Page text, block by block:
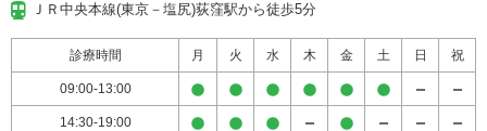
ＪＲ中央本線(東京－塩尻)荻窪駅から徒歩5分
診療時間 月 火 水 木 金 土 日 祝
09:00-13:00
14:30-19:00